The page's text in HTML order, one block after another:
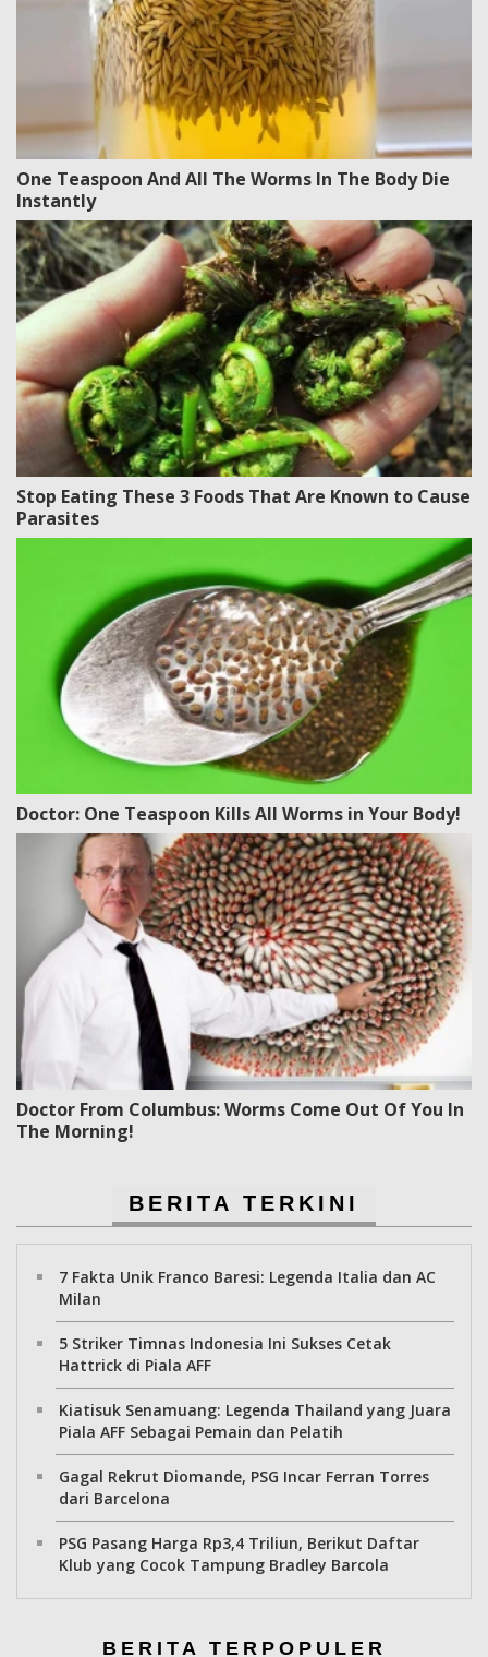
One Teaspoon And All The Worms In The Body Die
Instantly
Stop Eating These 3 Foods That Are Known to Cause
Parasites
Doctor: One Teaspoon Kills All Worms in Your Body!
Doctor From Columbus: Worms Come Out Of You In
The Morning!
BERITA TERKINI
7 Fakta Unik Franco Baresi: Legenda Italia dan AC
Milan
5 Striker Timnas Indonesia Ini Sukses Cetak
Hattrick di Piala AFF
Kiatisuk Senamuang: Legenda Thailand yang Juara
Piala AFF Sebagai Pemain dan Pelatih
Gagal Rekrut Diomande, PSG Incar Ferran Torres
dari Barcelona
PSG Pasang Harga Rp3,4 Triliun, Berikut Daftar
Klub yang Cocok Tampung Bradley Barcola
BERITA TERPOPULER